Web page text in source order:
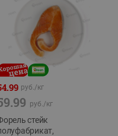
руб./кг
руб./кг
стейк